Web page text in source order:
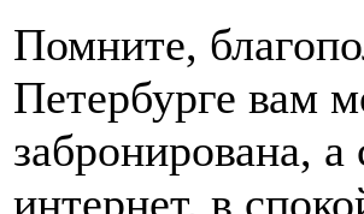
Помните,
Петербурге вам
забронирована,
интернет, в